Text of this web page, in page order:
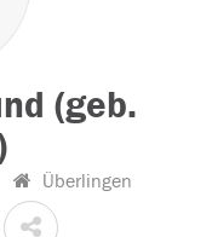
(geb.
Überlingen